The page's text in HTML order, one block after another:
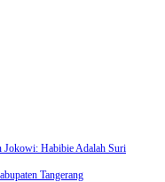
Jokowi: Habibie Adalah Suri
Tangerang